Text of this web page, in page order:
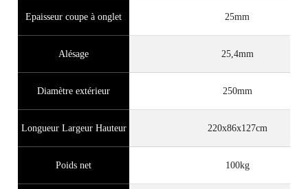
Epaisseur coupe à onglet 25mm
Alésage 25,4mm
Diamètre extérieur 250mm
Longueur Largeur Hauteur 220x86x127cm
Poids net 100kg